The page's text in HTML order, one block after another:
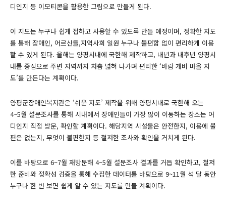
디인지 등 이모티콘을 활용한 그림으로 만들게 된다.
이 지도는 누구나 쉽게 접하고 사용할 수 있도록 만들 예정이며, 정확한 지도
를 통해 장애인, 어르신들,지역사회 일원 누구나 불편함 없이 편리하게 이용
할 수 있게 된다. 올해는 양평시내에 국한해 제작하고, 내년과 내후년 양평시
내를 중심으로 주변 지역까지 차츰 넓혀 나가며 편리한 ‘바람 개비 마을 지
도’를 만든다는 계획이다.
양평군장애인복지관은 ‘쉬운 지도’ 제작을 위해 양평시내로 국한해 오는
4~5월 설문조사를 통해 시내에서 장애인들이 가장 많이 이동하는 장소는 어
디인지 직접 방문, 확인할 계획이다. 해당지역 시설물은 안전한지, 이용에 불
편은 없는지, 무엇이 불편한지 등 철저한 조사와 확인을 거치게 된다.
이를 바탕으로 6~7월 재방문해 4~5월 설문조사 결과를 거듭 확인하고, 철저
한 준비와 정확성 검증을 통해 수집한 데이터를 바탕으로 9~11월 석 달 동안
누구나 한 번 보면 쉽게 알 수 있는 지도를 만들 계획이다.